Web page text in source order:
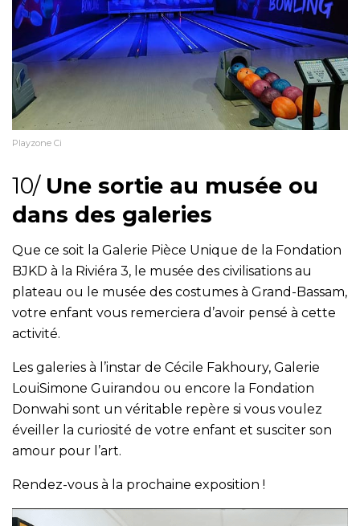
Playzone Ci
10/ Une sortie au musée ou
dans des galeries
Que ce soit la Galerie Pièce Unique de la Fondation
BJKD à la Riviéra 3, le musée des civilisations au
plateau ou le musée des costumes à Grand-Bassam,
votre enfant vous remerciera d’avoir pensé à cette
activité.
Les galeries à l’instar de Cécile Fakhoury, Galerie
LouiSimone Guirandou ou encore la Fondation
Donwahi sont un véritable repère si vous voulez
éveiller la curiosité de votre enfant et susciter son
amour pour l’art.
Rendez-vous à la prochaine exposition !